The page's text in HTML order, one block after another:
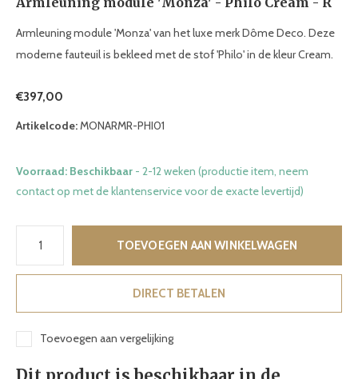
Armleuning module 'Monza' van het luxe merk Dôme Deco. Deze
moderne fauteuil is bekleed met de stof 'Philo' in de kleur Cream.
€397,00
Artikelcode:MONARMR-PHI01
Voorraad: Beschikbaar - 2-12 weken (productie item, neem
contact op met de klantenservice voor de exacte levertijd)
TOEVOEGEN AAN WINKELWAGEN
DIRECT BETALEN
Toevoegen aan vergelijking